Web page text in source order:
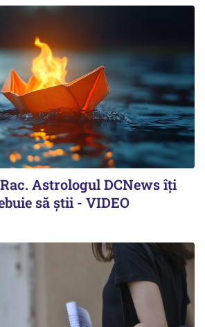
Astrologul DCNews îți
să știi - VIDEO